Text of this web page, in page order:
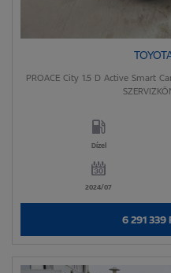
PROACE City 1.5 D Active Smart
Dízel
2024/07
6 291 339